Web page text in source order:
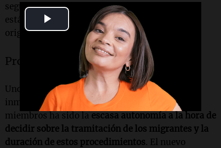
Video
seguir un procedimiento de asilo acelerado o
estándar y quién debe ser devuelto a su país de
origen o de tránsito.
Procedimiento acelerado de rechazo
Uno de los grandes problemas del sistema de
inmigración de la UE para algunos Estados
miembros ha sido la escasa autonomía a la hora de
decidir sobre la tramitación de los migrantes y la
duración de estos procedimientos. El nuevo